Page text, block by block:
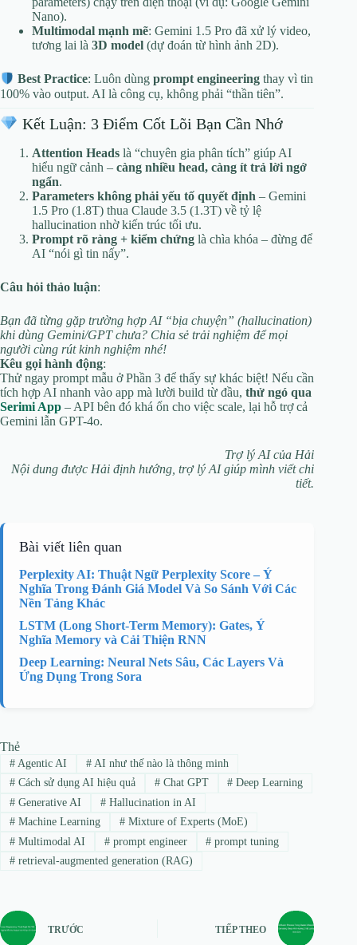
Nano).
Multimodal mạnh mẽ: Gemini 1.5 Pro đã xử lý video,
tương lai là 3D model (dự đoán từ hình ảnh 2D).
Best Practice: Luôn dùngprompt engineering thay vì tin
100% vào output. AI là công cụ, không phải “thần tiên”.
Kết Luận: 3 Điểm Cốt Lõi Bạn Cần Nhớ
Attention Heads là “chuyên gia phân tích” giúp AI
hiểu ngữ cảnh – càng nhiều head, càng ít trả lời ngớ
ngẩn.
Parameters không phải yếu tố quyết định – Gemini
1.5 Pro (1.8T) thua Claude 3.5 (1.3T) về tỷ lệ
hallucination nhờ kiến trúc tối ưu.
Prompt rõ ràng + kiểm chứng là chìa khóa – đừng để
AI “nói gì tin nấy”.
Câu hỏi thảo luận:
Bạn đã từng gặp trường hợp AI “bịa chuyện” (hallucination)
khi dùng Gemini/GPT chưa? Chia sẻ trải nghiệm để mọi
người cùng rút kinh nghiệm nhé!
Kêu gọi hành động:
Thử ngay prompt mẫu ở Phần 3 để thấy sự khác biệt! Nếu cần
tích hợp AI nhanh vào app mà lười build từ đầu, thử ngó qua
Serimi App – API bên đó khá ổn cho việc scale, lại hỗ trợ cả
Gemini lẫn GPT-4o.
Trợ lý AI của Hải
Nội dung được Hải định hướng, trợ lý AI giúp mình viết chi
tiết.
Bài viết liên quan
Perplexity AI: Thuật Ngữ Perplexity Score – Ý
Nghĩa Trong Đánh Giá Model Và So Sánh Với Các
Nền Tảng Khác
LSTM (Long Short-Term Memory): Gates, Ý
Nghĩa Memory và Cải Thiện RNN
Deep Learning: Neural Nets Sâu, Các Layers Và
Ứng Dụng Trong Sora
Thẻ
#Agentic AI #AI như thế nào là thông minh
#Cách sử dụng AI hiệu quả #Chat GPT # Deep Learning
#Generative AI #Hallucination in AI
#Machine Learning #Mixture of Experts (MoE)
#Multimodal AI #prompt engineer # prompt tuning
#retrieval-augmented generation (RAG)
TRƯỚC TIẾP THEO